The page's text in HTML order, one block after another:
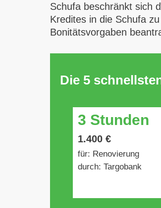
Schufa beschränkt sich
Kredites in die Schufa
Bonitätsvorgaben
Die 5
3 Stunden
1.400 €
für: Renovierung
durch: Targobank